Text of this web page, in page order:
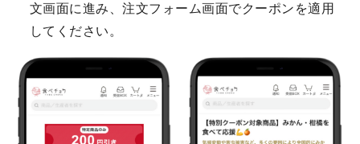
文画面に進み、注文フォーム画面でクーポンを適用
してください。